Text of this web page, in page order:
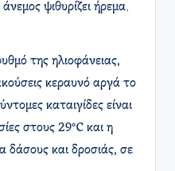
ψιθυρίζει ήρεμα.
της ηλιοφάνειας,
κεραυνό αργά το
καταιγίδες είναι
στους 29°C και η
και δροσιάς, σε